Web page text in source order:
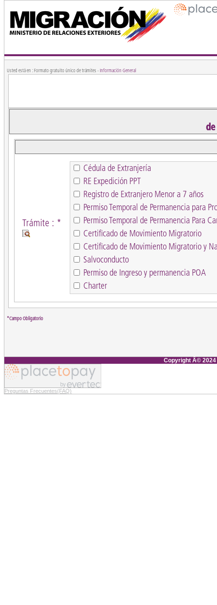
Usted está en : Formato gratuito único de trámites - Información General
Trámite : *
Cédula de Extranjería
RE Expedición PPT
Registro de Extranjero Menor a 7 años
Permiso Temporal de Permanencia para
Permiso Temporal de Permanencia Para
Certificado de Movimiento Migratorio
Certificado de Movimiento Migratorio y
Salvoconducto
Permiso de Ingreso y permanencia POA
Charter
*Campo Obligatorio
Copyright Â© 2024
Preguntas Frecuentes(FAQ)